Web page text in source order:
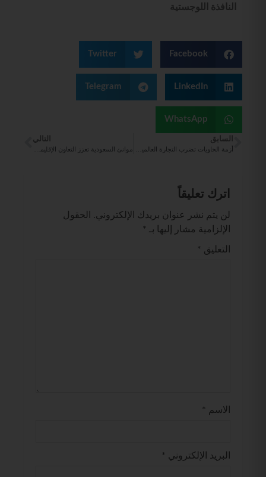
النافذة اللوجستية
Facebook
Twitter
LinkedIn
Telegram
WhatsApp
السابق التالي
اترك تعليقاً
لن يتم نشر عنوان بريدك الإلكتروني.
الحقول
الإلزامية مشار إليها بـ
*
التعليق *
الاسم *
البريد الإلكتروني *